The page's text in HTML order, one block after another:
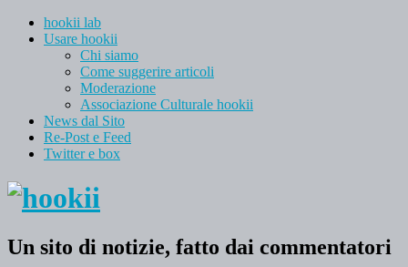
hookii lab
Usare hookii
Chi siamo
Come suggerire articoli
Moderazione
Associazione Culturale hookii
News dal Sito
Re-Post e Feed
Twitter e box
Un sito di notizie, fatto dai commentatori